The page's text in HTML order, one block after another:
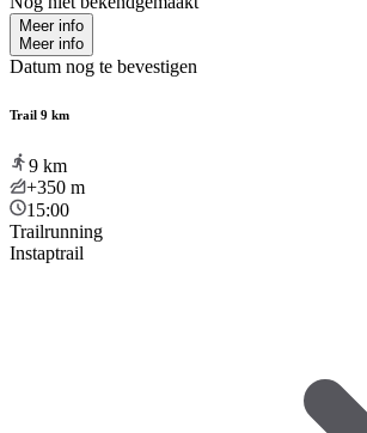
Meer info
Meer info
Datum nog te bevestigen
Trail 9 km
9 km
+350 m
15:00
Trailrunning
Instaptrail